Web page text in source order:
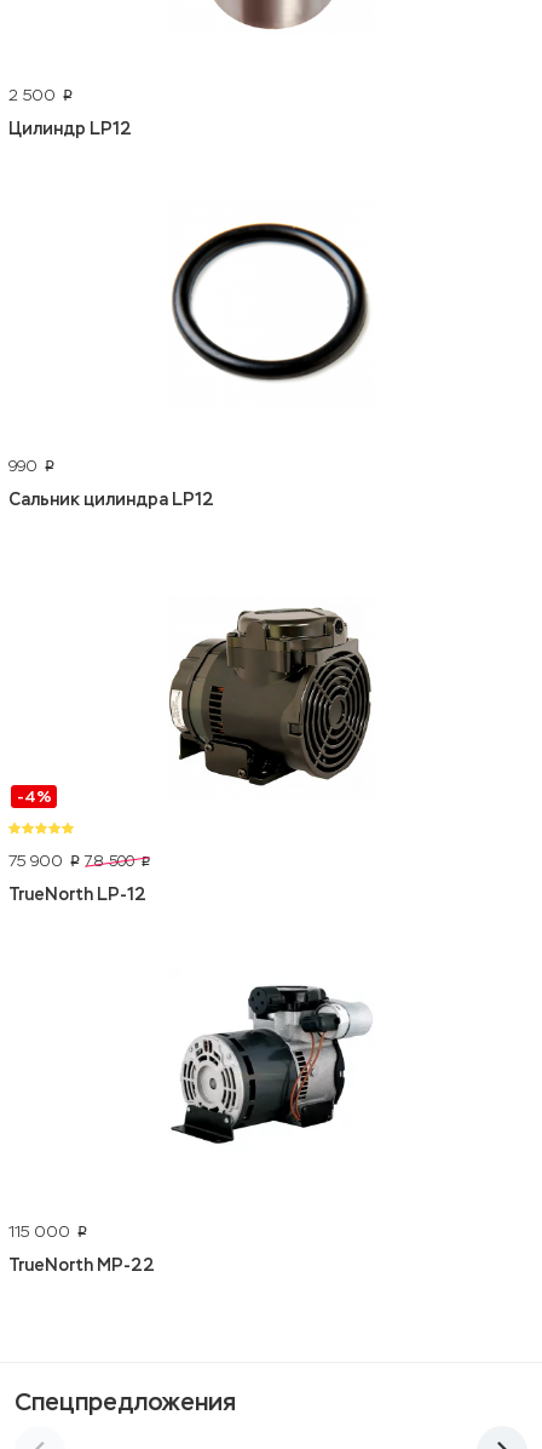
2 500 p
Цилиндр LP12
990 p
Сальник цилиндра LP12
-4%
75 900 p 78 500 p
TrueNorth LP-12
115 000 p
TrueNorth MP-22
Спецпредложения